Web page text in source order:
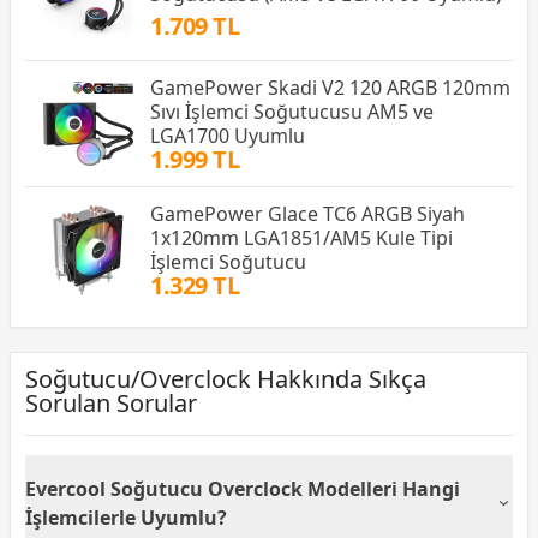
1.709 TL
GamePower Skadi V2 120 ARGB 120mm
Sıvı İşlemci Soğutucusu AM5 ve
LGA1700 Uyumlu
1.999 TL
GamePower Glace TC6 ARGB Siyah
1x120mm LGA1851/AM5 Kule Tipi
İşlemci Soğutucu
1.329 TL
Soğutucu/Overclock Hakkında Sıkça
Sorulan Sorular
Evercool Soğutucu Overclock Modelleri Hangi
İşlemcilerle Uyumlu?